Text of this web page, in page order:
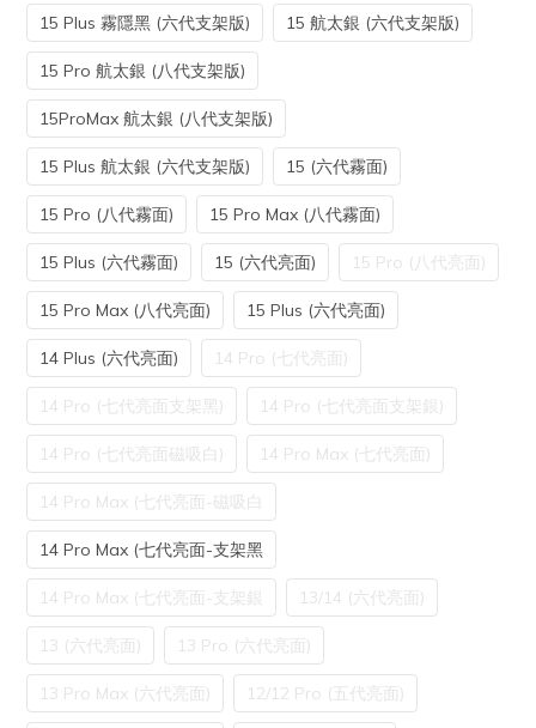
15 Plus 霧隱黑 (六代支架版) 15 航太銀 (六代支架版)
15 Pro 航太銀 (八代支架版)
15ProMax 航太銀 (八代支架版)
15 Plus 航太銀 (六代支架版) 15 (六代霧面)
15 Pro (八代霧面) 15 Pro Max (八代霧面)
15 Plus (六代霧面) 15 (六代亮面) 15 Pro (八代亮面)
15 Pro Max (八代亮面) 15 Plus (六代亮面)
14 Plus (六代亮面) 14 Pro (七代亮面)
14 Pro (七代亮面支架黑) 14 Pro (七代亮面支架銀)
14 Pro (七代亮面磁吸白) 14 Pro Max (七代亮面)
14 Pro Max (七代亮面-磁吸白
14 Pro Max (七代亮面-支架黑
14 Pro Max (七代亮面-支架銀 13/14 (六代亮面)
13 (六代亮面) 13 Pro (六代亮面)
13 Pro Max (六代亮面) 12/12 Pro (五代亮面)